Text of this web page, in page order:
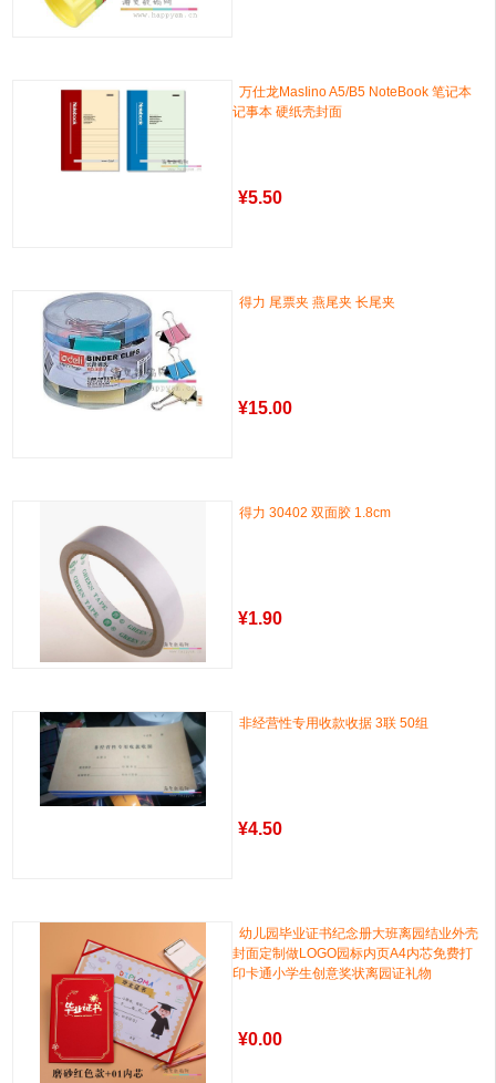
万仕龙MasIino A5/B5 NoteBook 笔记本
记事本 硬纸壳封面
¥5.50
得力 尾票夹 燕尾夹 长尾夹
¥15.00
得力 30402 双面胶 1.8cm
¥1.90
非经营性专用收款收据 3联 50组
¥4.50
幼儿园毕业证书纪念册大班离园结业外壳
封面定制做LOGO园标内页A4内芯免费打
印卡通小学生创意奖状离园证礼物
¥0.00